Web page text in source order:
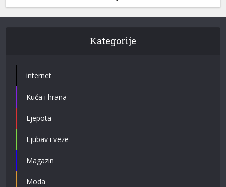
Kategorije
internet
Kuća i hrana
Ljepota
Ljubav i veze
Magazin
Moda